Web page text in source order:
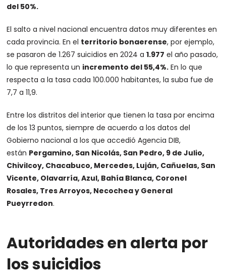
del 50%.
El salto a nivel nacional encuentra datos muy diferentes en
cada provincia. En el territorio bonaerense, por ejemplo,
se pasaron de 1.267 suicidios en 2024 a1.977 el año pasado,
lo que representa un incremento del 55,4%. En lo que
respecta a la tasa cada 100.000 habitantes, la suba fue de
7,7 a 11,9.
Entre los distritos del interior que tienen la tasa por encima
de los 13 puntos, siempre de acuerdo a los datos del
Gobierno nacional a los que accedió Agencia DIB,
están Pergamino, San Nicolás, San Pedro, 9 de Julio,
Chivilcoy, Chacabuco, Mercedes, Luján, Cañuelas, San
Vicente, Olavarría, Azul, Bahía Blanca, Coronel
Rosales, Tres Arroyos, Necochea y General
Pueyrredon.
Autoridades en alerta por
los suicidios